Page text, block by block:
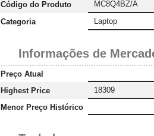
Código do Produto
MC8Q4BZ/A
Categoria
Laptop
Informações de
Preço Atual
Highest Price
18309
Menor Preço Histórico